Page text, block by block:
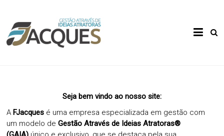
content
FJacques
Através
de Ideias
Atratoras
Seja bem vindo ao nosso site:
AFJacques é uma empresa especializada em gestão com
um modelo deGestão Através de Ideias Atratoras®